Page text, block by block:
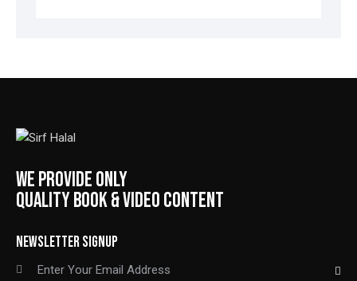
WE PROVIDE ONLY
QUALITY BOOK & VIDEO CONTENT
NEWSLETTER SIGNUP
SUBSCRIBE